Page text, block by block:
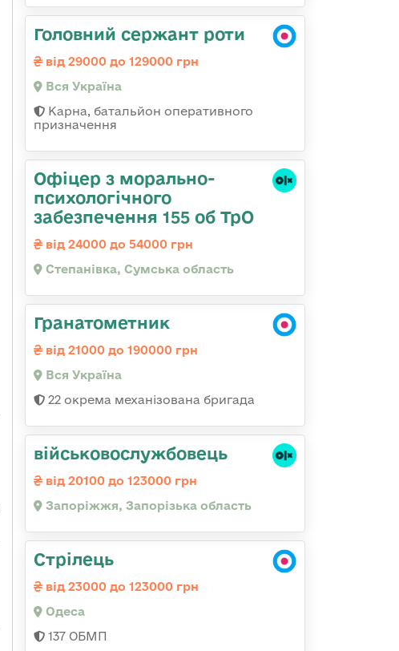
Головний сержант роти
від 29000 до 129000 грн
Вся Україна
Карна, батальйон оперативного
призначення
Офіцер з морально-
психологічного
забезпечення 155 об ТрО
від 24000 до 54000 грн
Степанівка, Сумська область
Гранатометник
від 21000 до 190000 грн
Вся Україна
22 окрема механізована бригада
військовослужбовець
від 20100 до 123000 грн
Запоріжжя, Запорізька область
Стрілець
від 23000 до 123000 грн
Одеса
137 ОБМП